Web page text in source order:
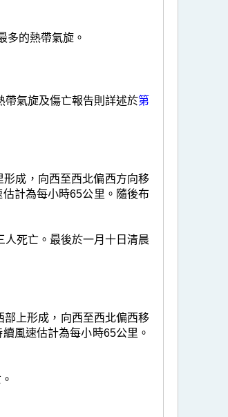
多的熱帶氣旋。
帶氣旋及傷亡報告則詳述於第
成，向西至西北偏西方向移
計為每小時65公里。隨後布
人死亡。最後於一月十日清晨
上形成，向西至西北偏西移
風速估計為每小時65公里。